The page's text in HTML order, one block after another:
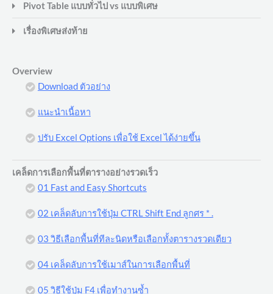
Pivot Table แบบทั่วไป vs แบบพิเศษ
เรื่องพิเศษส่งท้าย
Overview
Download ตัวอย่าง
แนะนำเนื้อหา
ปรับ Excel Options เพื่อใช้ Excel ได้ง่ายขึ้น
เคล็ดการเลือกพื้นที่ตารางอย่างรวดเร็ว
01 Fast and Easy Shortcuts
02 เคล็ดลับการใช้ปุ่ม CTRL Shift End ลูกศร * .
03 วิธีเลือกพื้นที่ทีละนิดหรือเลือกทั้งตารางรวดเดียว
04 เคล็ดลับการใช้เมาส์ในการเลือกพื้นที่
05 วิธีใช้ปุ่ม F4 เพื่อทำงานซ้ำ